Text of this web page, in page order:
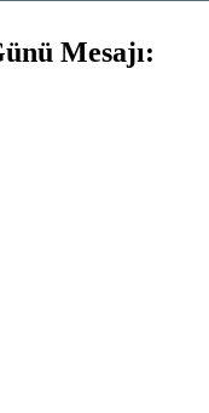
Mesajı: